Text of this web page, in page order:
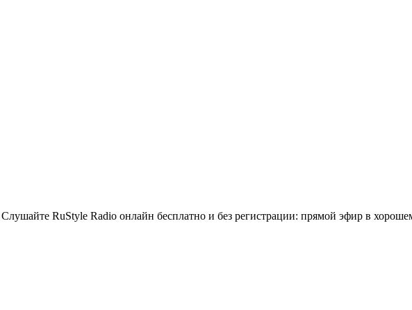
RuStyle Radio онлайн бесплатно и без регистрации: прямой эфир в